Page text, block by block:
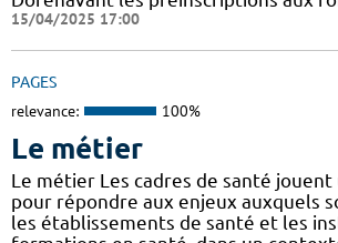
15/04/2025 17:00
PAGES
relevance: 100%
Le métier
Le métier Les cadres de santé
pour répondre aux enjeux auxquels
les établissements de santé et les